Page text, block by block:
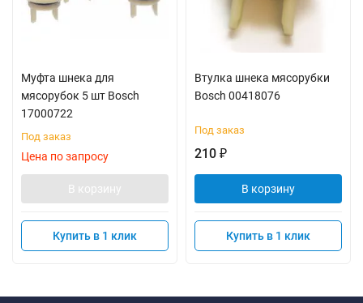
Муфта шнека для
мясорубок 5 шт Bosch
17000722
Под заказ
Цена по запросу
В корзину
Купить в 1 клик
Втулка шнека мясорубки
Bosch 00418076
Под заказ
210 ₽
В корзину
Купить в 1 клик